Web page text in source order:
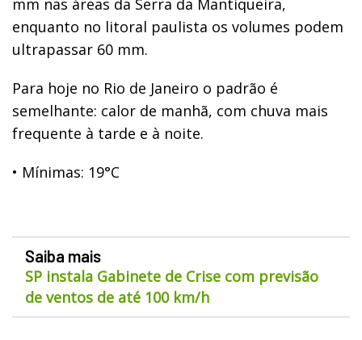
mm nas áreas da Serra da Mantiqueira,
enquanto no litoral paulista os volumes podem
ultrapassar 60 mm.
Para hoje no Rio de Janeiro o padrão é
semelhante: calor de manhã, com chuva mais
frequente à tarde e à noite.
• Mínimas: 19°C
Saiba mais
SP instala Gabinete de Crise com previsão
de ventos de até 100 km/h